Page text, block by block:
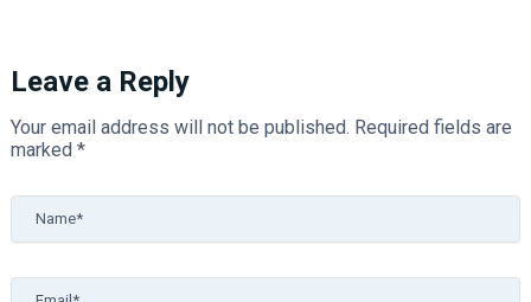
Leave a Reply
Your email address will not be published. Required fields are
marked *
Name*
Email*